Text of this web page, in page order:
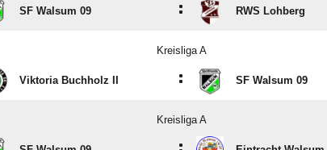
SF Walsum 09 : RWS Lohberg
Kreisliga A
Viktoria Buchholz II : SF Walsum 09
Kreisliga A